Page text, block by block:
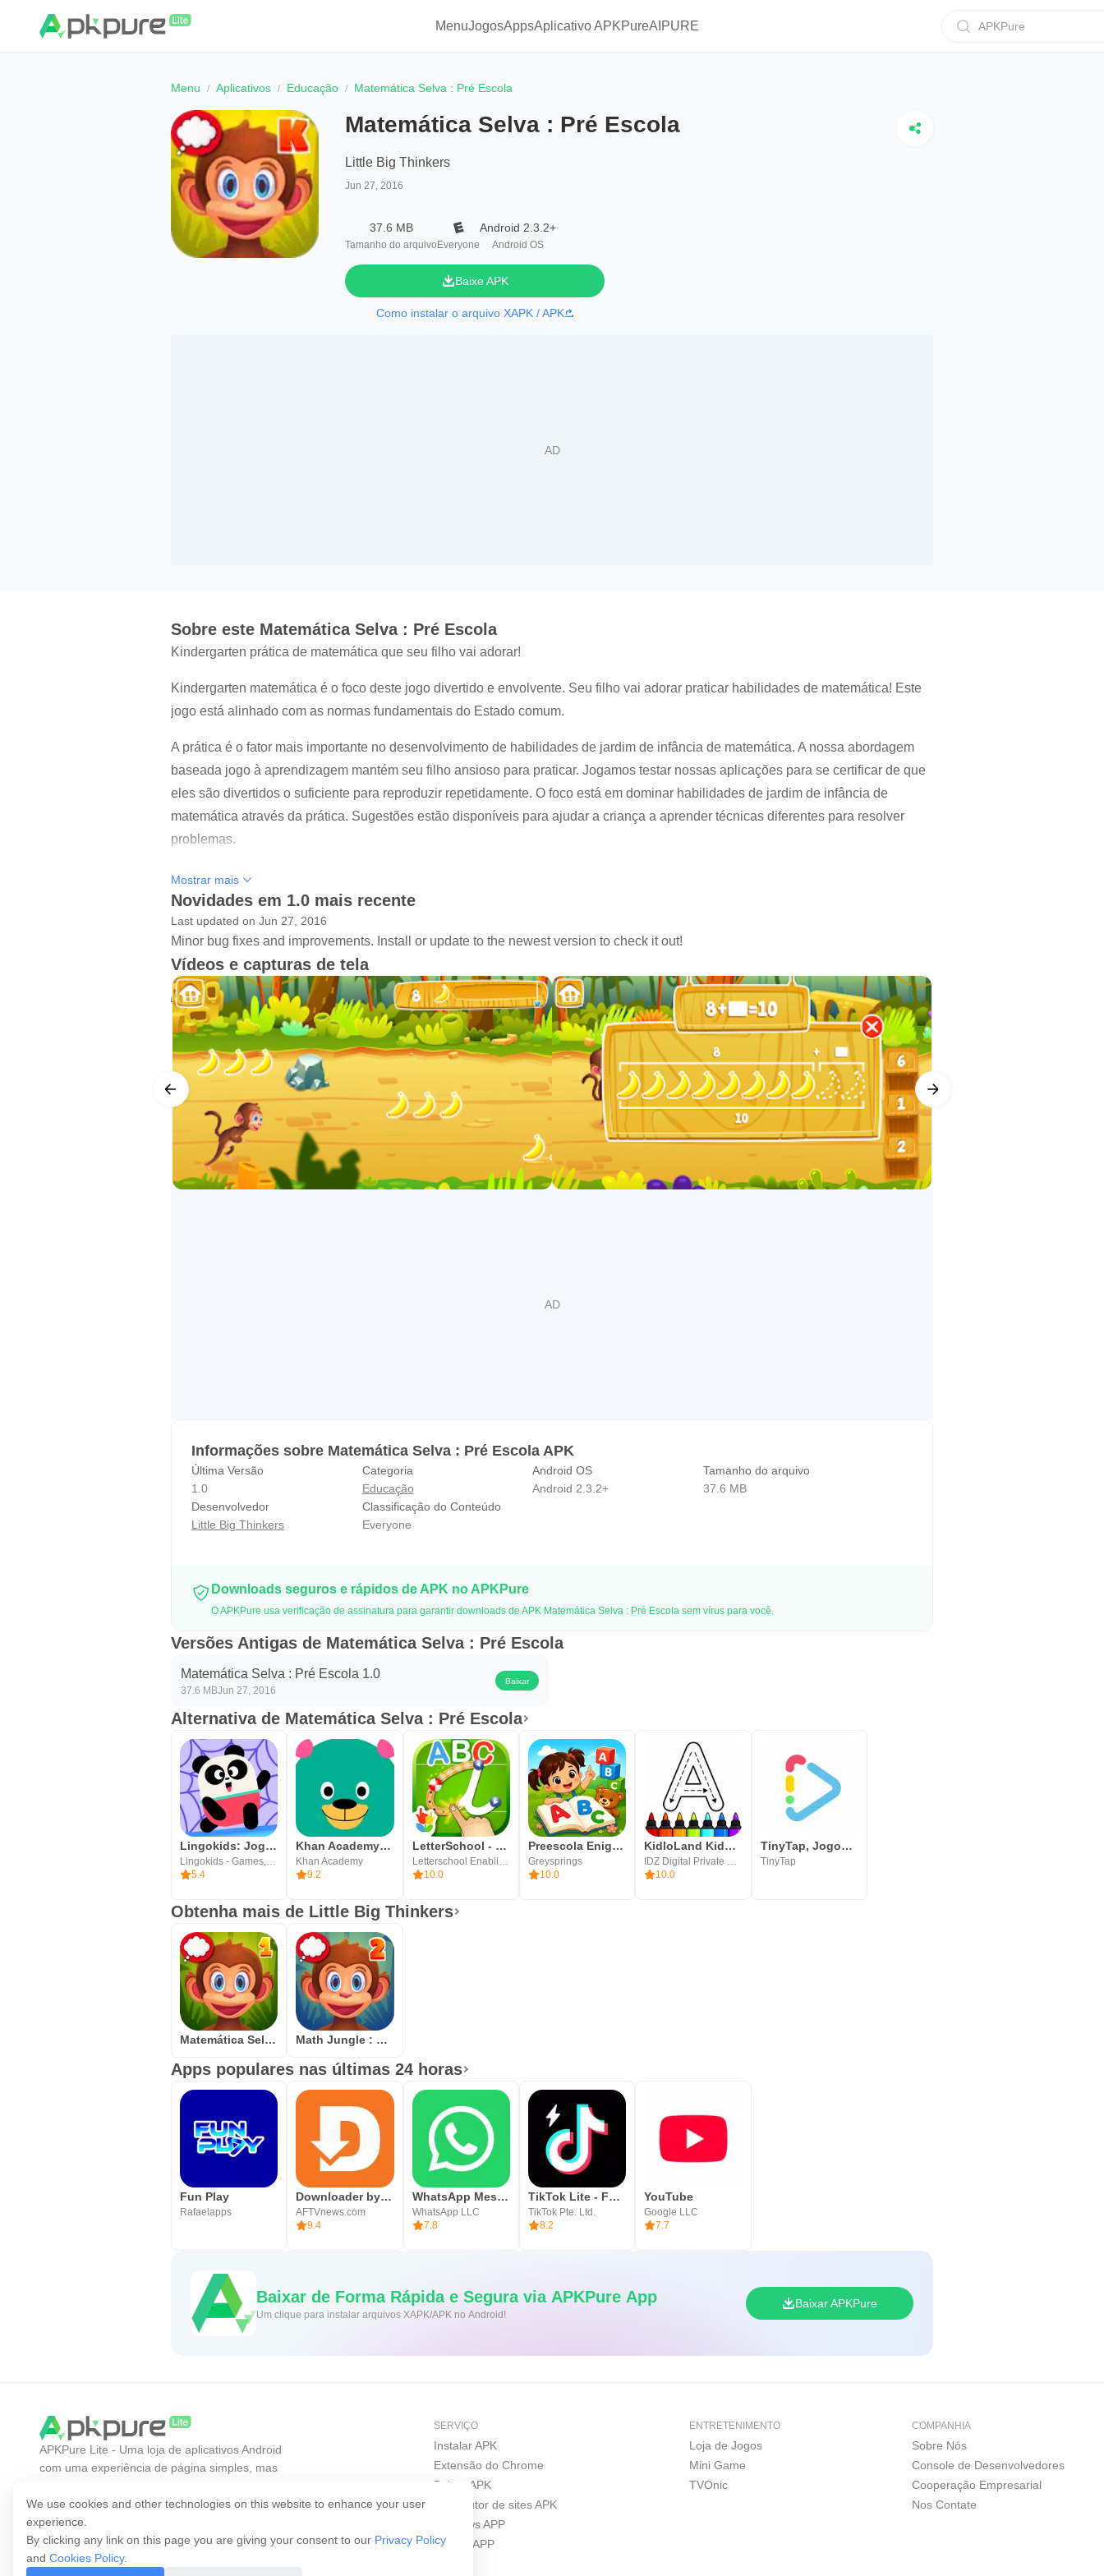
MenuJogosAppsAplicativo APKPureAIPURE APKPure
Menu Aplicativos Educação Matemática Selva : Pré Escola
Matemática Selva : Pré Escola
Little Big Thinkers
Jun 27, 2016
37.6 MB
Tamanho do arquivo Everyone
Android 2.3.2+
Android OS
Baixe APK
Como instalar o arquivo XAPK / APK
Sobre este Matemática Selva : Pré Escola
Kindergarten prática de matemática que seu filho vai adorar!
Kindergarten matemática é o foco deste jogo divertido e envolvente. Seu filho vai adorar praticar habilidades de matemática! Este
jogo está alinhado com as normas fundamentais do Estado comum.
A prática é o fator mais importante no desenvolvimento de habilidades de jardim de infância de matemática. A nossa abordagem
baseada jogo à aprendizagem mantém seu filho ansioso para praticar. Jogamos testar nossas aplicações para se certificar de que
eles são divertidos o suficiente para reproduzir repetidamente. O foco está em dominar habilidades de jardim de infância de
matemática através da prática. Sugestões estão disponíveis para ajudar a criança a aprender técnicas diferentes para resolver
problemas.
* Habilidades
- Conte até 100 por uns e por dezenas
- Contagem de frente começando a partir de um determinado número dentro da sequência conhecida (em vez de ter que começar
em 1)
- Representam um número de objetos com uma escrita numeral 0-20
- Compreender a relação entre números e quantidades
- Entenda que o sobrenome número disse informa o número de objetos contados
- Entenda que cada nome número sucessivo refere-se a uma quantidade que é uma maior
- Conte até 20 coisas dispostos em uma linha
- Conte até 10 coisas em uma configuração dispersa
- Comparar dois números entre 1 e 10 apresentados como numerais escritos
- Representam adição e subtração com objetos, dedos, imagens mentais, desenhos
dicas educacionais estão sempre disponíveis. Eles incluem técnicas diferentes para resolver os problemas do jardim de infância
de matemática.
* Privacidade
- Não há compras no aplicativo
- Nenhuma informação pessoal recolhida
Nós levamos a sua privacidade a sério
* Conectar
Deixe-nos saber se precisar de ajuda, tenho uma pergunta, tenho uma sugestão, ou apenas quer dizer Olá.
info@littlebigthinkers.com
facebook.com/LittleBigThinkers
twitter.com/LilBigThinkers
Mostrar mais
Novidades em 1.0 mais recente
Last updated on Jun 27, 2016
Minor bug fixes and improvements. Install or update to the newest version to check it out!
Vídeos e capturas de tela
Informações sobre Matemática Selva : Pré Escola APK
Última Versão
1.0
Categoria
Educação
Android OS
Android 2.3.2+
Tamanho do arquivo
37.6 MB
Desenvolvedor
Little Big Thinkers
Classificação do Conteúdo
Everyone
Downloads seguros e rápidos de APK no APKPure
O APKPure usa verificação de assinatura para garantir downloads de APK Matemática Selva : Pré Escola sem vírus para você.
Versões Antigas de Matemática Selva : Pré Escola
Matemática Selva : Pré Escola 1.0
37.6 MBJun 27, 2016
Baixar
Alternativa de Matemática Selva : Pré Escola
Lingokids: Jogos e Shows
Lingokids - Games, Shows & Songs for Kids
5.4
Khan Academy Kids
Khan Academy
9.2
LetterSchool - Learn to Write
Letterschool Enabling Learning
10.0
Preescola Enigma Jogos
Greysprings
10.0
KidloLand Kids & Toddler Games
IDZ Digital Private Limited
10.0
TinyTap, Jogos Educacionais
TinyTap
Obtenha mais de Little Big Thinkers
Matemática Selva : Grau 1 Math Jungle : Grade 2 Math
Apps populares nas últimas 24 horas
Fun Play
Rafaelapps
Downloader by AFTVnews
AFTVnews.com
9.4
WhatsApp Messenger
WhatsApp LLC
7.8
TikTok Lite - Faster TikTok
TikTok Pte. Ltd.
8.2
YouTube
Google LLC
7.7
Baixar de Forma Rápida e Segura via APKPure App
Um clique para instalar arquivos XAPK/APK no Android!
Baixar APKPure
We use cookies and other technologies on this website to enhance your user
experience.
By clicking any link on this page you are giving your consent to our Privacy Policy
and Cookies Policy.
APKPure Lite - Uma loja de aplicativos Android
com uma experiência de página simples, mas
forma mais fácil, rápida e segura.
SERVIÇO
Instalar APK
Extensão do Chrome
Baixar APK
Construtor de sites APK
Windows APP
iPhone APP
ENTRETENIMENTO
Loja de Jogos
Mini Game
TVOnic
COMPANHIA
Sobre Nós
Console de Desenvolvedores
Cooperação Empresarial
Nos Contate